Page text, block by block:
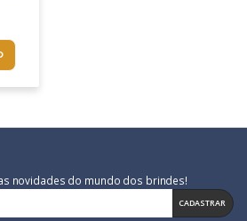
novidades do mundo dos brindes!
CADASTRAR